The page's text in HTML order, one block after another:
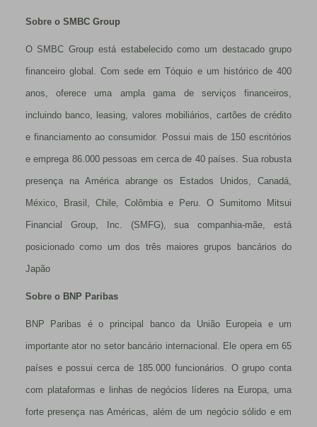
Sobre o SMBC Group
O SMBC Group está estabelecido como um destacado grupo
financeiro global. Com sede em Tóquio e um histórico de 400
anos, oferece uma ampla gama de serviços financeiros,
incluindo banco, leasing, valores mobiliários, cartões de crédito
e financiamento ao consumidor. Possui mais de 150 escritórios
e emprega 86.000 pessoas em cerca de 40 países. Sua robusta
presença na América abrange os Estados Unidos, Canadá,
México, Brasil, Chile, Colômbia e Peru. O Sumitomo Mitsui
Financial Group, Inc. (SMFG), sua companhia-mãe, está
posicionado como um dos três maiores grupos bancários do
Japão
Sobre o BNP Paribas
BNP Paribas é o principal banco da União Europeia e um
importante ator no setor bancário internacional. Ele opera em 65
países e possui cerca de 185.000 funcionários. O grupo conta
com plataformas e linhas de negócios líderes na Europa, uma
forte presença nas Américas, além de um negócio sólido e em